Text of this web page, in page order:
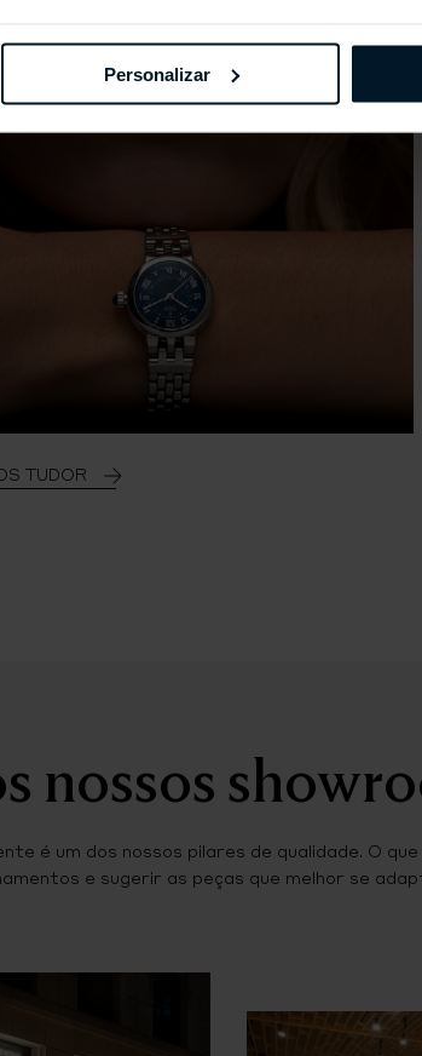
Personalizar
TUDOR
nossos
é um dos nossos pilares de qualidade. O
e sugerir as peças que melhor se